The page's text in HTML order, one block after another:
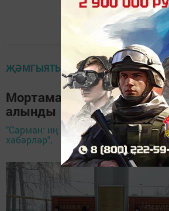
ҖӘМГЫЯТЬ
Мортамакта антына
алынды
"Сарман: иң яңа
хәбәрләр",
22 февраль
13:36